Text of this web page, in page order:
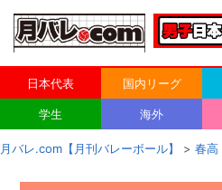
日本代表 国内リーグ
学生 海外
月バレ.com【月刊バレーボール】 > 春高